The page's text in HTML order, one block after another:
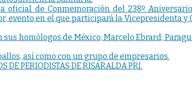
oficial de Conmemoración del 238º
evento en el que participará la Vicepresidenta
homólogos de México, Marcelo Ebrard;
así como con un grupo de empresarios.
DE PERIODISTAS DE RISARALDA PRI.